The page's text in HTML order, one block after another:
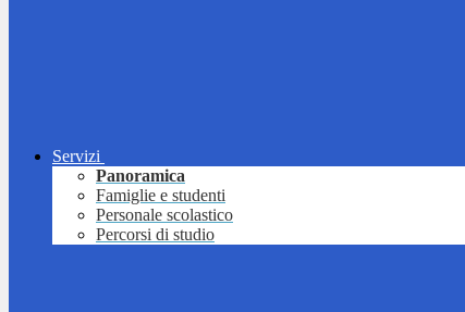
Servizi
Panoramica
Famiglie e studenti
Personale scolastico
Percorsi di studio